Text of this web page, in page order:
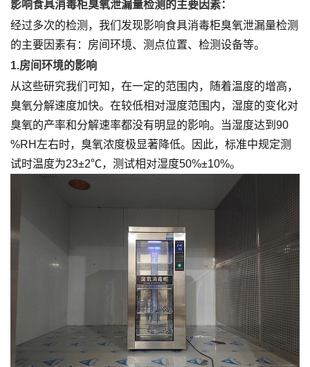
影响食具消毒柜臭氧泄漏量检测的主要因素：
经过多次的检测，我们发现影响食具消毒柜臭氧泄漏量检测
的主要因素有：房间环境、测点位置、检测设备等。
1.房间环境的影响
从这些研究我们可知，在一定的范围内，随着温度的增高，
臭氧分解速度加快。在较低相对湿度范围内，湿度的变化对
臭氧的产率和分解速率都没有明显的影响。当湿度达到90
%RH左右时，臭氧浓度极显著降低。因此，标准中规定测
试时温度为23±2℃，测试相对湿度50%±10%。